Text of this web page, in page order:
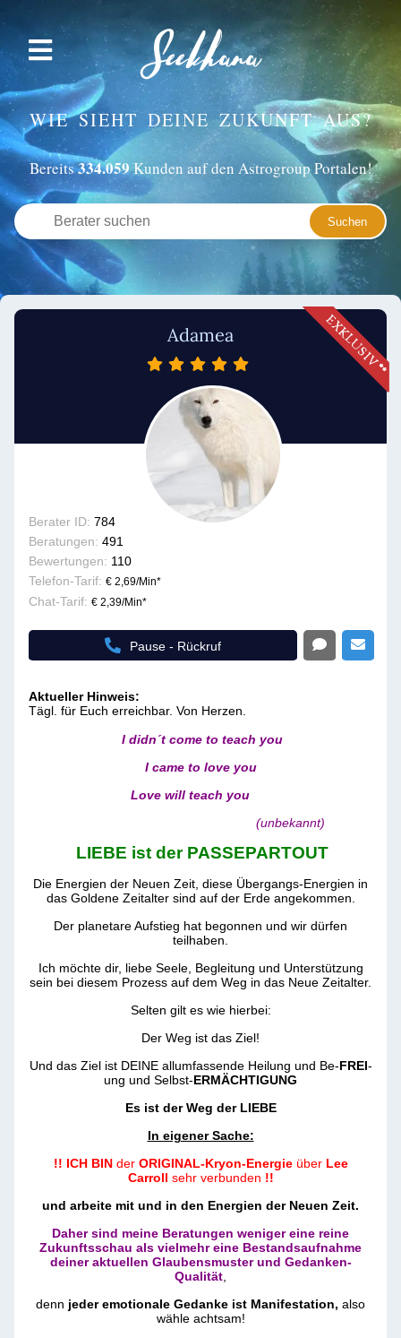
WIE SIEHT DEINE ZUKUNFT AUS?
Bereits334.059Kunden auf den Astrogroup Portalen!
Adamea
Berater ID: 784
Beratungen: 491
Bewertungen: 110
Telefon-Tarif: € 2,69/Min*
Chat-Tarif: € 2,39/Min*
Pause - Rückruf
Aktueller Hinweis:
Tägl. für Euch erreichbar. Von Herzen.
I didn´t come to teach you
I came to love you
Love will teach you
(unbekannt)
LIEBE ist der PASSEPARTOUT
Die Energien der Neuen Zeit, diese Übergangs-Energien in
das Goldene Zeitalter sind auf der Erde angekommen.
Der planetare Aufstieg hat begonnen und wir dürfen
teilhaben.
Ich möchte dir, liebe Seele, Begleitung und Unterstützung
sein bei diesem Prozess auf dem Weg in das Neue Zeitalter.
Selten gilt es wie hierbei:
Der Weg ist das Ziel!
Und das Ziel ist DEINE allumfassende Heilung und Be-FREI-
ung und Selbst-ERMÄCHTIGUNG
Es ist der Weg der LIEBE
In eigener Sache:
!! ICH BINderORIGINAL-Kryon-Energie über Lee
Carroll sehr verbunden !!
und arbeite mit und in den Energien der Neuen Zeit.
Daher sind meine Beratungen weniger eine reine
Zukunftsschau als vielmehr eine Bestandsaufnahme
deiner aktuellen Glaubensmuster und Gedanken-
Qualität
denn jeder emotionale Gedanke ist Manifestation, also
wähle achtsam!